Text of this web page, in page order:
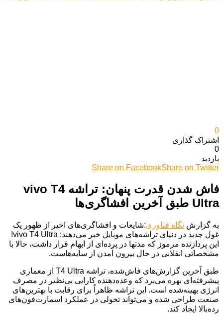
0
اشتراک گذاری‌
0
بازدید
Share on FacebookShare on Twitter
فاش شدن قدرت پنهان: تراشه vivo T4
Ultra طبق آخرین افشاگری‌ها
به گزارش نگاه فناوری:شایعات و افشاگری‌های اخیر از ظهور یک
غول جدید در دنیای تراشه‌های موبایل خبر می‌دهند: vivo T4 Ultra!
این پردازنده مرموز که مدتها در پرده‌ای از ابهام قرار داشت، حالا با
مشخصاتی انقلابی در حال بیرون آمدن از سایه‌هاست.
طبق آخرین گزارش‌های فاش‌شده، تراشه T4 Ultra از معماری
پیشرفته‌ای بهره می‌برد که وعده‌دهنده کارایی بی‌نظیر در مصرف
انرژی بهینه‌شده است. این تراشه ظاهراً برای رقابت با بهترین‌های
صنعت طراحی شده و می‌تواند تحولی در عملکرد اسمارت‌فون‌های
رده‌بالا ایجاد کند.